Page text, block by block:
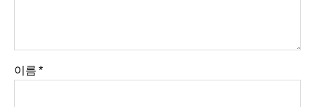
이름*